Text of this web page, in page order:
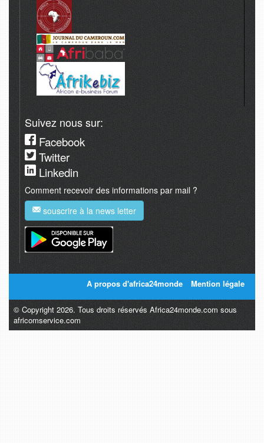
Suivez nous sur:
Facebook
Twitter
Linkedin
Comment recevoir des informations par mail ?
souscrire à la news letter
A propos d'africa24monde Mention légale
© Copyright 2026. Tous droits réservés Africa24monde.com sous
africomservice.com